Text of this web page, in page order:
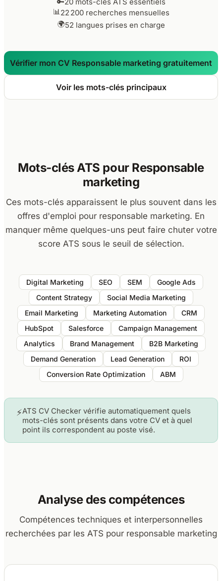
📊 22 200 recherches mensuelles
🌍52 langues prises en charge
Vérifier mon CV Responsable marketing gratuitement
Voir les mots-clés principaux
Mots-clés ATS pour Responsable
marketing
Ces mots-clés apparaissent le plus souvent dans les
offres d'emploi pour responsable marketing. En
manquer même quelques-uns peut faire chuter votre
score ATS sous le seuil de sélection.
Digital Marketing SEO SEM
Google Ads
Content Strategy
Social Media Marketing
Email Marketing
Marketing Automation
CRM
HubSpot
Salesforce
Campaign Management
Analytics
Brand Management
B2B Marketing
Demand Generation
Lead Generation
ROI
Conversion Rate Optimization
ABM
⚡ATS CV Checker vérifie automatiquement quels
mots-clés sont présents dans votre CV et à quel
point ils correspondent au poste visé.
Analyse des compétences
Compétences techniques et interpersonnelles
recherchées par les ATS pour responsable marketing